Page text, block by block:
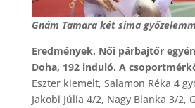
Gnám Tamara két sima
Eredmények. Női párbajtőr
Doha, 192 induló. A
Eszter kiemelt, Salamon Réka 4
Jakobi Júlia 4/2, Nagy Blanka 3/2,